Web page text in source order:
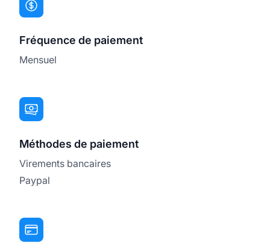
Fréquence de paiement
Mensuel
Méthodes de paiement
Virements bancaires
Paypal